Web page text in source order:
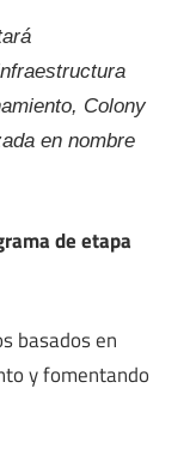
Colony
en nombre
de etapa
basados ​​en
y fomentando